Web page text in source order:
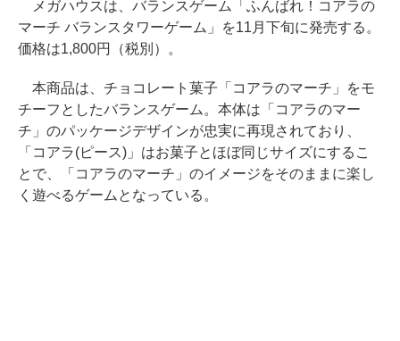
メガハウスは、バランスゲーム「ふんばれ！コアラの
マーチ バランスタワーゲーム」を11月下旬に発売する。
価格は1,800円（税別）。
本商品は、チョコレート菓子「コアラのマーチ」をモ
チーフとしたバランスゲーム。本体は「コアラのマー
チ」のパッケージデザインが忠実に再現されており、
「コアラ(ピース)」はお菓子とほぼ同じサイズにするこ
とで、「コアラのマーチ」のイメージをそのままに楽し
く遊べるゲームとなっている。